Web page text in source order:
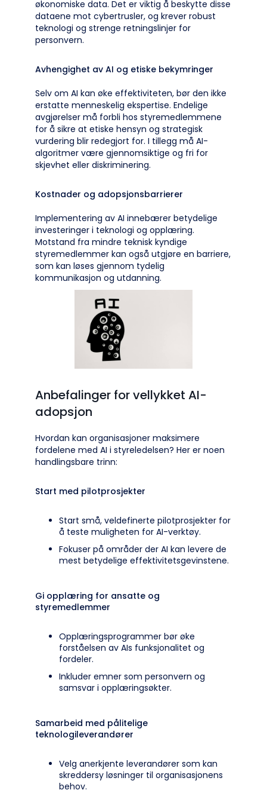
økonomiske data. Det er viktig å beskytte disse
dataene mot cybertrusler, og krever robust
teknologi og strenge retningslinjer for
personvern.
Avhengighet av AI og etiske bekymringer
Selv om AI kan øke effektiviteten, bør den ikke
erstatte menneskelig ekspertise. Endelige
avgjørelser må forbli hos styremedlemmene
for å sikre at etiske hensyn og strategisk
vurdering blir redegjort for. I tillegg må AI-
algoritmer være gjennomsiktige og fri for
skjevhet eller diskriminering.
Kostnader og adopsjonsbarrierer
Implementering av AI innebærer betydelige
investeringer i teknologi og opplæring.
Motstand fra mindre teknisk kyndige
styremedlemmer kan også utgjøre en barriere,
som kan løses gjennom tydelig
kommunikasjon og utdanning.
Anbefalinger for vellykket AI-
adopsjon
Hvordan kan organisasjoner maksimere
fordelene med AI i styreledelsen? Her er noen
handlingsbare trinn:
Start med pilotprosjekter
Start små, veldefinerte pilotprosjekter for
å teste muligheten for AI-verktøy.
Fokuser på områder der AI kan levere de
mest betydelige effektivitetsgevinstene.
Gi opplæring for ansatte og
styremedlemmer
Opplæringsprogrammer bør øke
forståelsen av AIs funksjonalitet og
fordeler.
Inkluder emner som personvern og
samsvar i opplæringsøkter.
Samarbeid med pålitelige
teknologileverandører
Velg anerkjente leverandører som kan
skreddersy løsninger til organisasjonens
behov.